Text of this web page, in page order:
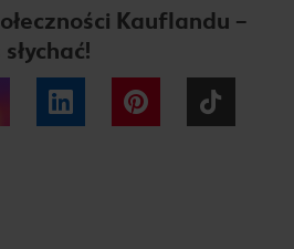
Kauflandu –
Instagram LinkedIn Pinterest